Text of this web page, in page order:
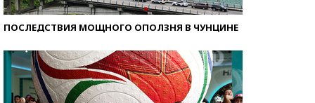
ПОСЛЕДСТВИЯ МОЩНОГО ОПОЛЗНЯ В ЧУНЦИНЕ